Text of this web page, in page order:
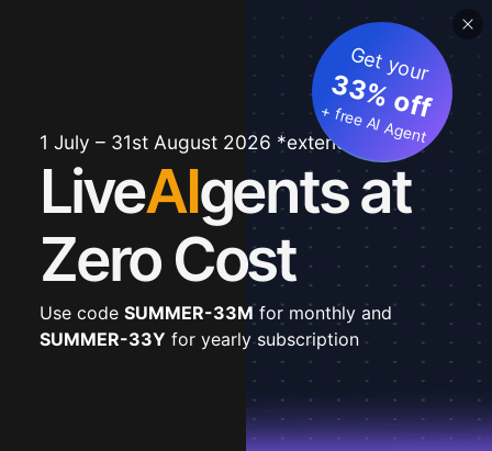
1 July – 31st August 2026 *extended
LiveAIgents at
Zero Cost
Get your
33% off
+ free AI Agent
Use code SUMMER-33Mfor monthly and
SUMMER-33Y for yearly subscription